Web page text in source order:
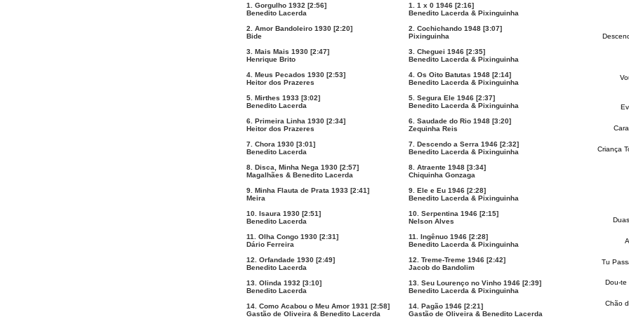
1. Gorgulho 1932 [2:56]
Benedito Lacerda
2. Amor Bandoleiro 1930 [2:20]
Bide
3. Mais Mais 1930 [2:47]
Henrique Brito
4. Meus Pecados 1930 [2:53]
Heitor dos Prazeres
5. Mirthes 1933 [3:02]
Benedito Lacerda
6. Primeira Linha 1930 [2:34]
Heitor dos Prazeres
7. Chora 1930 [3:01]
Benedito Lacerda
8. Disca, Minha Nega 1930 [2:57]
Magalhães & Benedito Lacerda
9. Minha Flauta de Prata 1933 [2:41]
Meira
10. Isaura 1930 [2:51]
Benedito Lacerda
11. Olha Congo 1930 [2:31]
Dário Ferreira
12. Orfandade 1930 [2:49]
Benedito Lacerda
13. Olinda 1932 [3:10]
Benedito Lacerda
14. Como Acabou o Meu Amor 1931 [2:58]
Gastão de Oliveira & Benedito Lacerda
1. 1 x 0 1946 [2:16]
Benedito Lacerda & Pixinguinha
2. Cochichando 1948 [3:07]
Pixinguinha
3. Cheguei 1946 [2:35]
Benedito Lacerda & Pixinguinha
4. Os Oito Batutas 1948 [2:14]
Benedito Lacerda & Pixinguinha
5. Segura Ele 1946 [2:37]
Benedito Lacerda & Pixinguinha
6. Saudade do Rio 1948 [3:20]
Zequinha Reis
7. Descendo a Serra 1946 [2:32]
Benedito Lacerda & Pixinguinha
8. Atraente 1948 [3:34]
Chiquinha Gonzaga
9. Ele e Eu 1946 [2:28]
Benedito Lacerda & Pixinguinha
10. Serpentina 1946 [2:15]
Nelson Alves
11. Ingênuo 1946 [2:28]
Benedito Lacerda & Pixinguinha
12. Treme-Treme 1946 [2:42]
Jacob do Bandolim
13. Seu Lourenço no Vinho 1946 [2:39]
Benedito Lacerda & Pixinguinha
14. Pagão 1946 [2:21]
Gastão de Oliveira & Benedito Lacerda
Criança
Tu
Dou-te
Chão